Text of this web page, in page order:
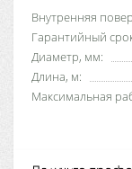
Внутренняя
Гарантийный
Диаметр, мм:
Длина, м:
Максимальная